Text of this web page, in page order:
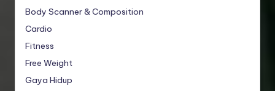
Body Scanner & Composition
Cardio
Fitness
Free Weight
Gaya Hidup